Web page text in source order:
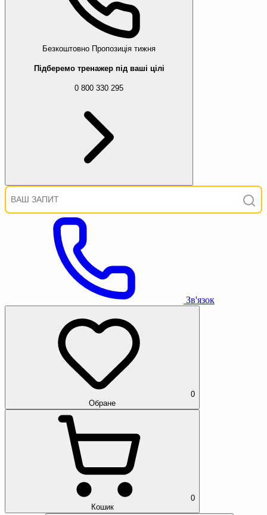
Безкоштовно Пропозиція тижня
Підберемо тренажер під ваші цілі
0 800 330 295
Зв'язок
0
Обране
0
Кошик